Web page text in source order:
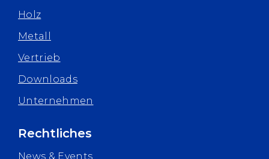
Holz
Metall
Vertrieb
Downloads
Unternehmen
Rechtliches
News & Events